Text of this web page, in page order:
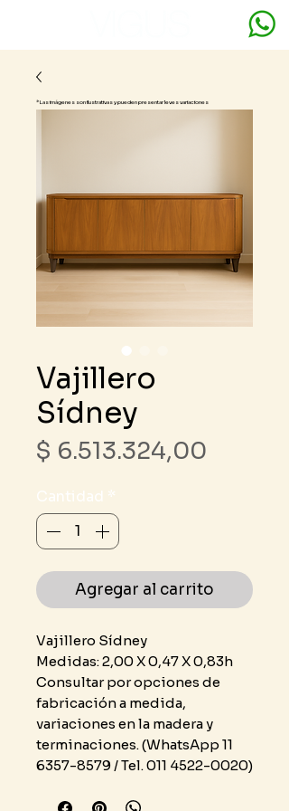
Vajillero
Sídney
$ 6.513.324,00
Cantidad *
Agregar al carrito
Vajillero Sídney
Medidas: 2,00 X 0,47 X 0,83h
Consultar por opciones de
fabricación a medida,
variaciones en la madera y
terminaciones. (WhatsApp 11
6357-8579 / Tel. 011 4522-0020)
* Las imágenes son ilustrativas y pueden presentar leves variaciones